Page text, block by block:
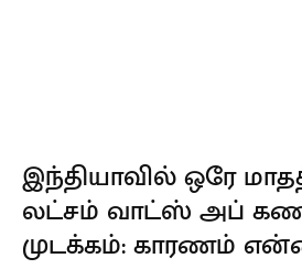
இந்தியாவில் ஒரே
லட்சம் வாட்ஸ் அப்
முடக்கம்: காரணம்